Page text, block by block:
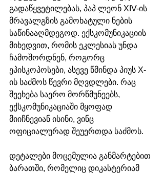
გადაწყვეტილებას, პაპ ლეონ XIV-ის
მრავალგზის გამოხატული ნების
საწინააღმდეგოდ. ექსკომუნიკაციის
მიხედვით, რომის ეკლესიას უნდა
ჩამოშორდნენ, როგორც
ეპისკოპოსები, ასევე წმინდა პიუს X-
ის საძმოს წევრი მღვდლები. რაც
შეეხება საერო მორწმუნეებს,
ექსკომუნიკაციაში მყოფად
მიიჩნევიან ისინი, ვინც
ოფიციალურად შეუერთდა საძმოს.
დეტალები მოცემულია განმარტებით
ბარათში, რომელიც დიკასტერიამ